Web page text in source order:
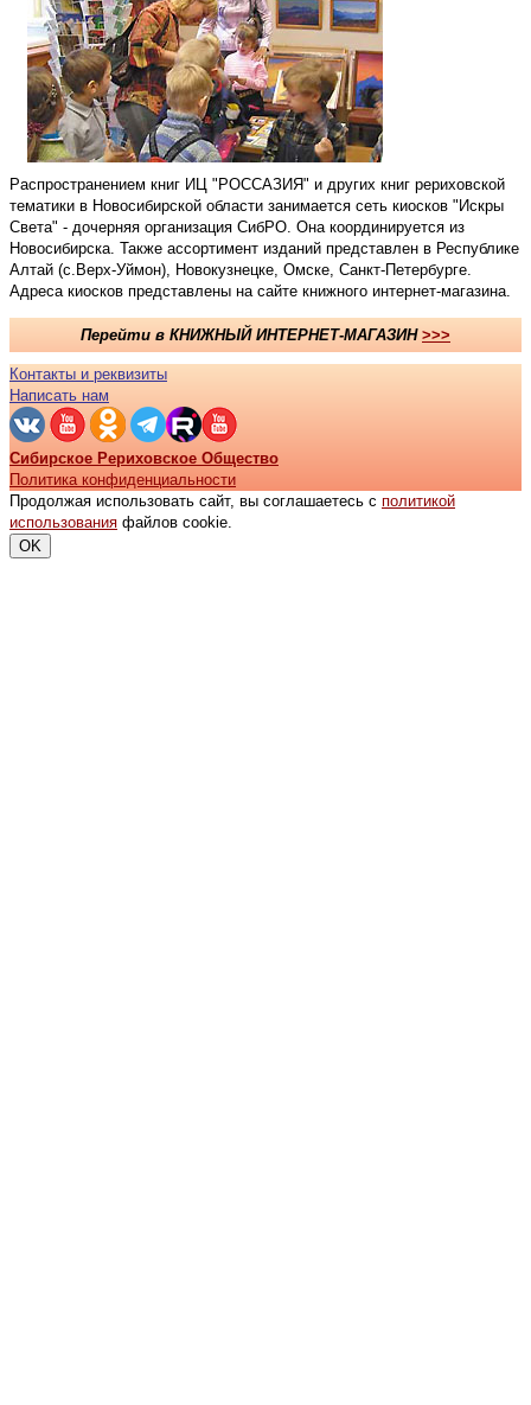
Распространением книг ИЦ "РОССАЗИЯ" и других книг рериховской
тематики в Новосибирской области занимается сеть киосков "Искры
Cвета" - дочерняя организация СибРО. Она координируется из
Новосибирска. Также ассортимент изданий представлен в Республике
Алтай (с.Верх-Уймон), Новокузнецке, Омске, Санкт-Петербурге.
Адреса киосков представлены на сайте книжного интернет-магазина.
Перейти в КНИЖНЫЙ ИНТЕРНЕТ-МАГАЗИН >>>
Контакты и реквизиты
Написать нам
Сибирское Рериховское Общество
Политика конфиденциальности
Продолжая использовать сайт, вы соглашаетесь с политикой
использования файлов cookie.
OK